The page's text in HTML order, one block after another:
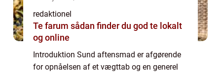
redaktionel
Te farum sådan finder du god te lokalt
og online
Introduktion Sund aftensmad er afgørende
for opnåelsen af et vægttab og en generel